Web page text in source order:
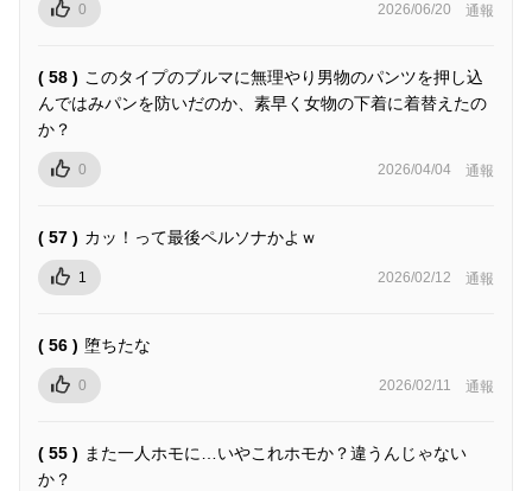
0 2026/06/20 通報
( 58 ) このタイプのブルマに無理やり男物のパンツを押し込
んではみパンを防いだのか、素早く女物の下着に着替えたの
か？
0 2026/04/04 通報
( 57 ) カッ！って最後ペルソナかよｗ
1 2026/02/12 通報
( 56 ) 堕ちたな
0 2026/02/11 通報
( 55 ) また一人ホモに…いやこれホモか？違うんじゃない
か？